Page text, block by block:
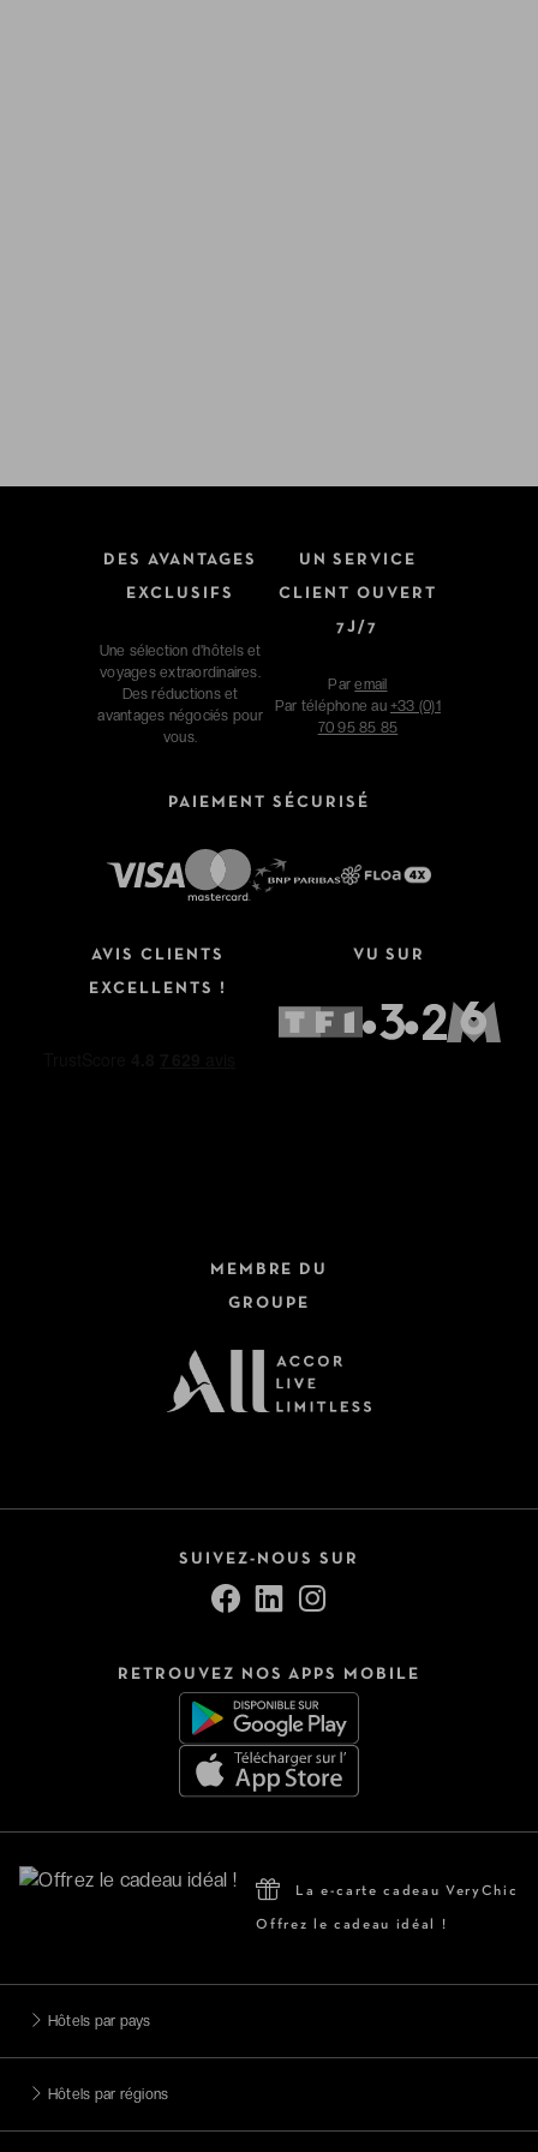
DES AVANTAGES
EXCLUSIFS
Une sélection d'hôtels et
voyages extraordinaires.
Des réductions et
avantages négociés pour
vous.
UN SERVICE
CLIENT OUVERT
7J/7
Paremail
Par téléphone au +33 (0)1
70 95 85 85
PAIEMENT SÉCURISÉ
AVIS CLIENTS
EXCELLENTS !
VU SUR
MEMBRE DU
GROUPE
SUIVEZ-NOUS SUR
RETROUVEZ NOS APPS MOBILE
La e-carte cadeau VeryChic
Offrez le cadeau idéal !
Hôtels par pays
Hôtels par régions